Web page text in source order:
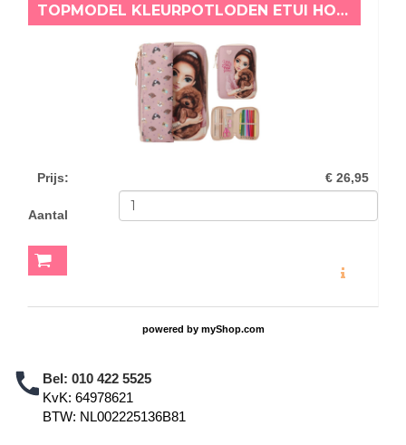
TOPMODEL KLEURPOTLODEN ETUI HONDJES
Prijs: € 26,95
Aantal
powered by myShop.com
Bel: 010 422 5525
KvK: 64978621
BTW: NL002225136B81